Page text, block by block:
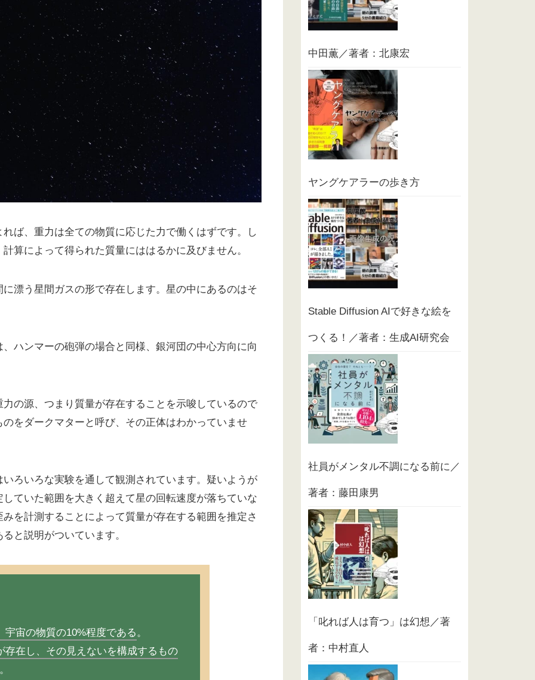
ば、重力は全ての物質に応じた力で働くはずです。し
算によって得られた質量にははるかに及びません。
漂う星間ガスの形で存在します。星の中にあるのはそ
ハンマーの砲弾の場合と同様、銀河団の中心方向に向
の源、つまり質量が存在することを示唆しているので
をダークマターと呼び、その正体はわかっていませ
ろいろな実験を通して観測されています。疑いようが
ていた範囲を大きく超えて星の回転速度が落ちていな
を計測することによって質量が存在する範囲を推定さ
と説明がついています。
宇宙の物質の10%程度である。
存在し、その見えないを構成するもの
。
中田薫／著者：北康宏
ヤングケアラーの歩き方
Stable Diffusion AIで好きな絵を
つくる！／著者：生成AI研究会
社員がメンタル不調になる前に／
著者：藤田康男
「叱れば人は育つ」は幻想／著
者：中村直人